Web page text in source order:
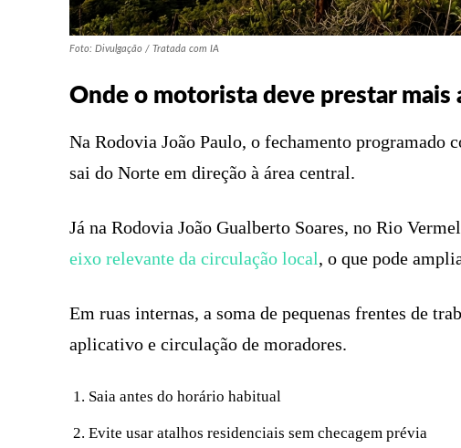
Foto: Divulgação / Tratada com IA
Onde o motorista deve prestar mais
Na Rodovia João Paulo, o fechamento programado
sai do Norte em direção à área central.
Já na Rodovia João Gualberto Soares, no Rio
eixo relevante da circulação local, o que pode
Em ruas internas, a soma de pequenas frentes de
aplicativo e circulação de moradores.
Saia antes do horário habitual
Evite usar atalhos residenciais sem checagem prévia